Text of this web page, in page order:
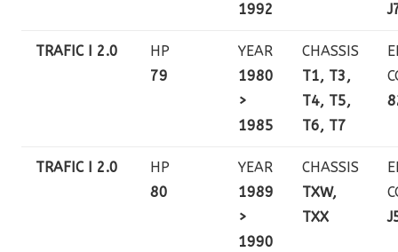
1992
TRAFIC I 2.0
HP
79
YEAR
1980
>
1985
CHASSIS
T1, T3,
T4, T5,
T6, T7
TRAFIC I 2.0
HP
80
YEAR
1989
>
1990
CHASSIS
TXW,
TXX